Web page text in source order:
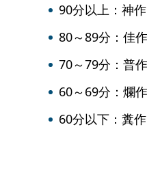
90分以上：神
80～89分：佳
70～79分：普
60～69分：爛
60分以下：糞